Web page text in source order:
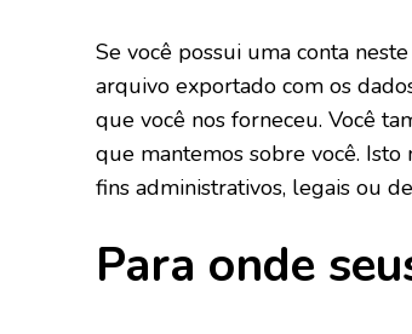
Se você possui uma conta
arquivo exportado com os
que você nos forneceu. Você
que mantemos sobre você.
fins administrativos, legais ou
Para onde